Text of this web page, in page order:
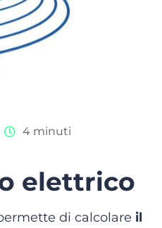
4 minuti
elettrico
di calcolare il